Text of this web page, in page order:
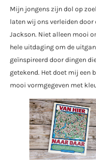
Mijn jongens zijn dol op
laten wij ons verleiden door
Jackson. Niet alleen mooi
hele uitdaging om de
geïnspireerd door dingen
getekend. Het doet mij een
mooi vormgegeven met